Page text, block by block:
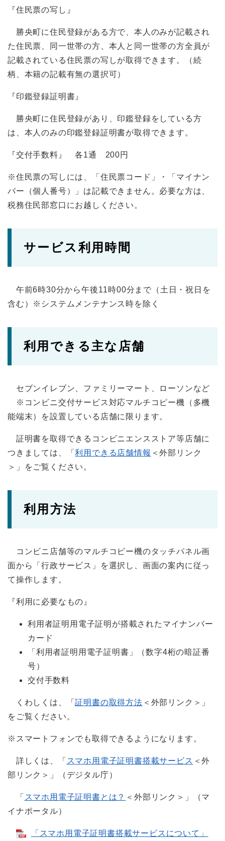
『住民票の写し』
勝央町に住民登録がある方で、本人のみが記載され
た住民票、同一世帯の方、本人と同一世帯の方全員が
記載されている住民票の写しが取得できます。（続
柄、本籍の記載有無の選択可）
『印鑑登録証明書』
勝央町に住民登録があり、印鑑登録をしている方
は、本人のみの印鑑登録証明書が取得できます。
『交付手数料』 各1通 200円
※住民票の写しには、「住民票コード」・「マイナン
バー（個人番号）」は記載できません。必要な方は、
税務住民部窓口にお越しください。
サービス利用時間
午前6時30分から午後11時00分まで（土日・祝日を
含む）※システムメンテナンス時を除く
利用できる主な店舗
セブンイレブン、ファミリーマート、ローソンなど
※コンビニ交付サービス対応マルチコピー機（多機
能端末）を設置している店舗に限ります。
証明書を取得できるコンビニエンスストア等店舗に
つきましては、「利用できる店舗情報 ＜外部リンク
＞
」をご覧ください。
利用方法
コンビニ店舗等のマルチコピー機のタッチパネル画
面から「行政サービス」を選択し、画面の案内に従っ
て操作します。
『利用に必要なもの』
利用者証明用電子証明が搭載されたマイナンバー
カード
「利用者証明用電子証明書」（数字4桁の暗証番
号）
交付手数料
くわしくは、「証明書の取得方法 ＜外部リンク＞ 」
をご覧ください。
※スマートフォンでも取得できるようになります。
詳しくは、「 スマホ用電子証明書搭載サービス ＜外
部リンク＞
」（デジタル庁）
「 スマホ用電子証明書とは？ ＜外部リンク＞
」（マ
イナポータル）
「スマホ用電子証明書搭載サービスについて」